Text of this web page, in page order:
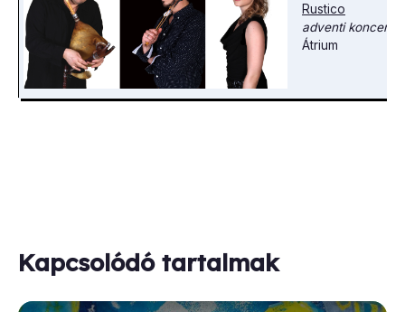
Rustico
adventi koncert
Átrium
Kapcsolódó tartalmak